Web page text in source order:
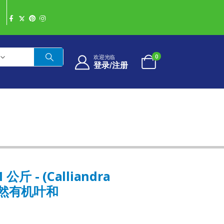
欢迎光临
登录/注册
0
公斤 - (Calliandra
有机叶和